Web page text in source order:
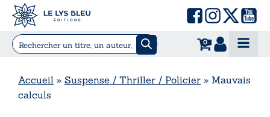
0
Accueil » Suspense / Thriller / Policier » Mauvais
calculs